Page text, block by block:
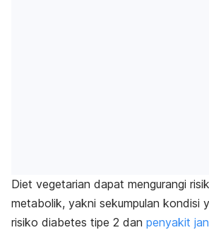
Diet vegetarian dapat mengurangi
metabolik, yakni sekumpulan kondisi
risiko diabetes tipe 2 dan penyakit